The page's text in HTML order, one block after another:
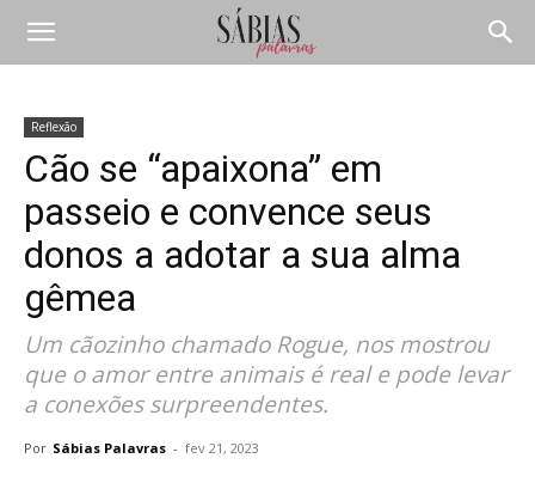
Reflexão
Cão se “apaixona” em
passeio e convence seus
donos a adotar a sua alma
gêmea
Um cãozinho chamado Rogue, nos mostrou
que o amor entre animais é real e pode levar
a conexões surpreendentes.
Por Sábias Palavras - fev 21, 2023